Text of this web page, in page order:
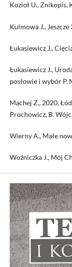
Kozioł U., Znikopis,
Kulmowa J.,
Łukasiewicz J.,
Łukasiewicz J.,
posłowie i wybór P.
Machej Z., 2020,
Prochowicz, B.
Wierny A., Małe
Woźniczka J., Mój